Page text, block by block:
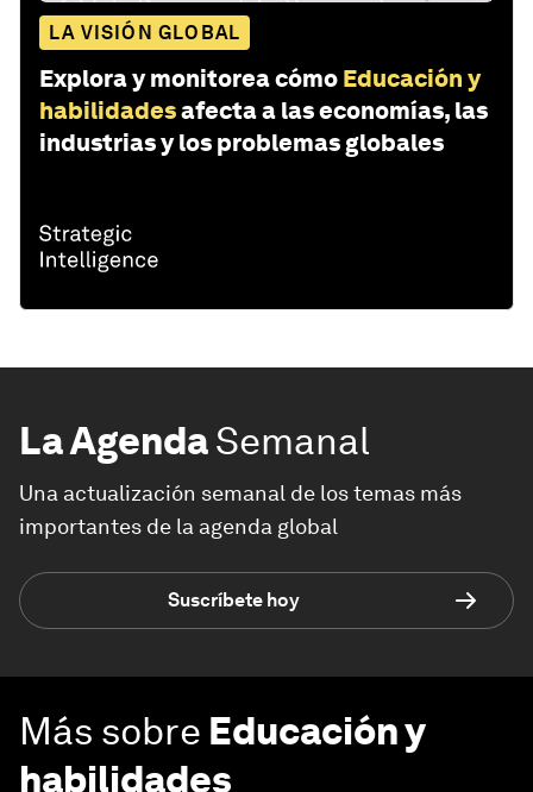
LA VISIÓN GLOBAL
Explora y monitorea cómo Educación y
habilidadesafecta a las economías, las
industrias y los problemas globales
La AgendaSemanal
Una actualización semanal de los temas más
importantes de la agenda global
Suscríbete hoy
Más sobre Educación y
habilidades